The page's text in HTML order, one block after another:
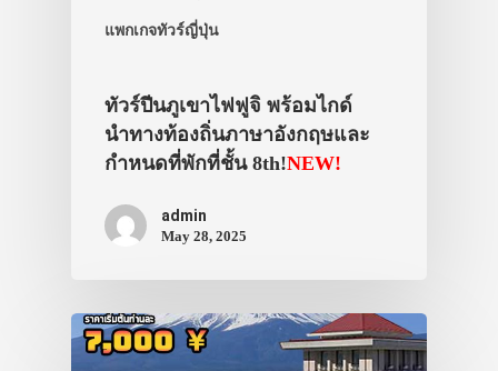
แพกเกจทัวร์ญี่ปุ่น
ทัวร์ปีนภูเขาไฟฟูจิ พร้อมไกด์
นำทางท้องถิ่นภาษาอังกฤษและ
กำหนดที่พักที่ชั้น 8th!NEW!
admin
May 28, 2025